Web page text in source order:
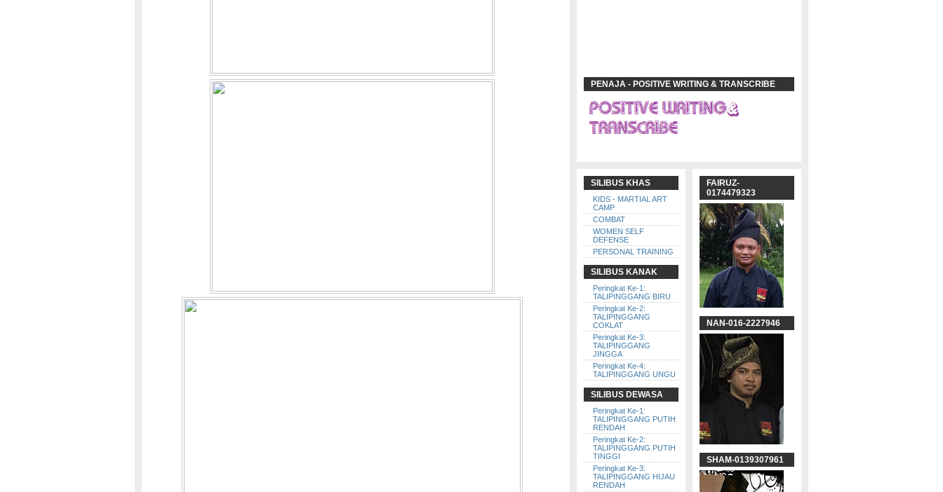
PENAJA - POSITIVE WRITING & TRANSCRIBE
SILIBUS KHAS
KIDS - MARTIAL ART
CAMP
COMBAT
WOMEN SELF
DEFENSE
PERSONAL TRAINING
SILIBUS KANAK
Peringkat Ke-1:
TALIPINGGANG BIRU
Peringkat Ke-2:
TALIPINGGANG
COKLAT
Peringkat Ke-3:
TALIPINGGANG
JINGGA
Peringkat Ke-4:
TALIPINGGANG UNGU
SILIBUS DEWASA
Peringkat Ke-1:
TALIPINGGANG PUTIH
RENDAH
Peringkat Ke-2:
TALIPINGGANG PUTIH
TINGGI
Peringkat Ke-3:
TALIPINGGANG HIJAU
RENDAH
FAIRUZ-
0174479323
NAN-016-2227946
SHAM-0139307961